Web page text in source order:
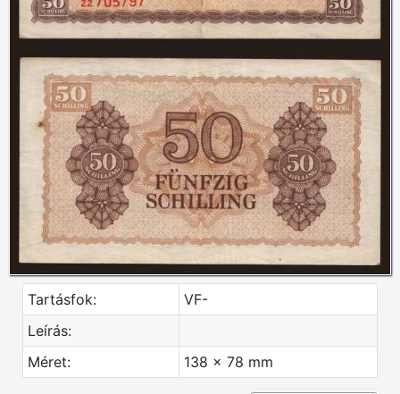
Tartásfok:
VF-
Leírás:
Méret:
138 x 78 mm